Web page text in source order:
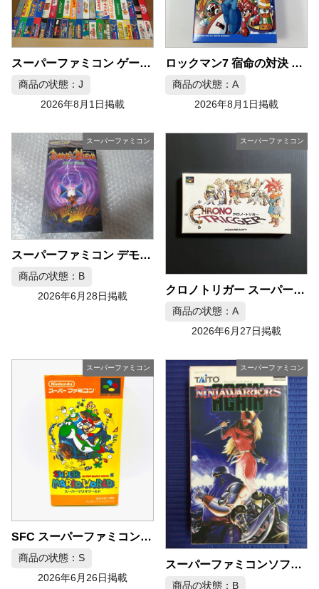
スーパーファミコン ゲームソフト 約110本セット
商品の状態：J
2026年8月1日掲載
ロックマン7 宿命の対決 スーパーファミコン SFC
商品の状態：A
2026年8月1日掲載
スーパーファミコン
スーパーファミコン デモンズ・ブレイゾン 魔界村 紋章編
商品の状態：B
2026年6月28日掲載
スーパーファミコン
クロノトリガー スーパーファミコン SFC ソフト 完品
商品の状態：A
2026年6月27日掲載
スーパーファミコン
SFC スーパーファミコンソフト スーパーマリオワールド 任天堂
商品の状態：S
2026年6月26日掲載
スーパーファミコン
スーパーファミコンソフト ザ・ニンジャウォーリアーズ アゲイン
商品の状態：B